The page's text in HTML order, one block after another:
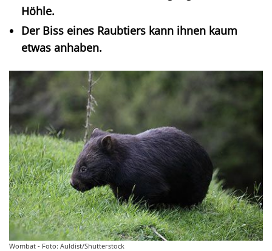
Höhle.
Der Biss eines Raubtiers kann ihnen kaum
etwas anhaben.
Wombat - Foto: Auldist/Shutterstock